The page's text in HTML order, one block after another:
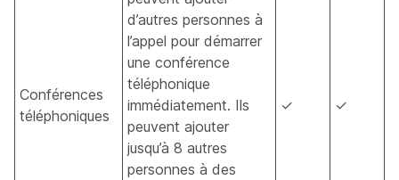
Conférences
téléphoniques
d’autres personnes à
l’appel pour démarrer
une conférence
téléphonique
immédiatement. Ils
peuvent ajouter
jusqu’à 8 autres
personnes à des
✓ ✓